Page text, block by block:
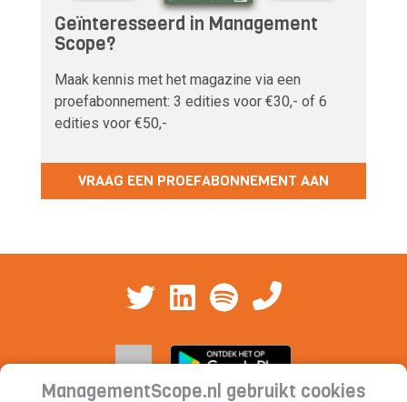
Geïnteresseerd in Management
Scope?
Maak kennis met het magazine via een
proefabonnement: 3 edities voor €30,- of 6
edities voor €50,-
VRAAG EEN PROEFABONNEMENT AAN
ManagementScope.nl gebruikt cookies